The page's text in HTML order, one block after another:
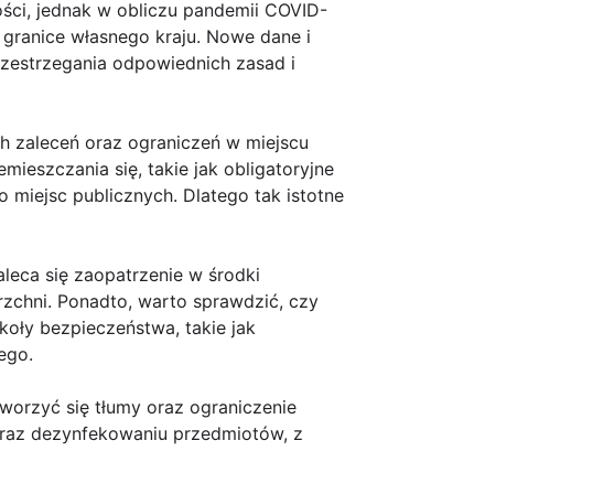
jednak w obliczu pandemii COVID-
własnego kraju. Nowe dane i
odpowiednich zasad i
zaleceń oraz ograniczeń w miejscu
się, takie jak obligatoryjne
miejsc publicznych. Dlatego tak istotne
się zaopatrzenie w środki
Ponadto, warto sprawdzić, czy
bezpieczeństwa, takie jak
się tłumy oraz ograniczenie
dezynfekowaniu przedmiotów, z